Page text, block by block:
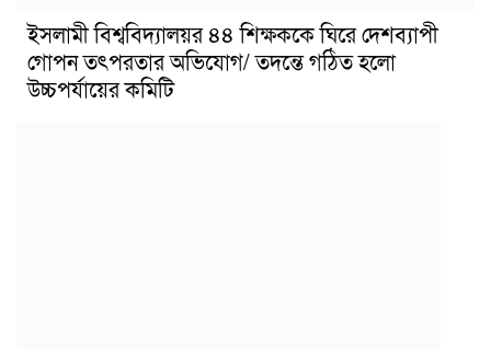
ইসলামী বিশ্ববিদ্যালয়র ৪৪ শিক্ষককে ঘিরে দেশব্যাপী
গোপন তৎপরতার অভিযোগ/ তদন্তে গঠিত হলো
উচ্চপর্যায়ের কমিটি